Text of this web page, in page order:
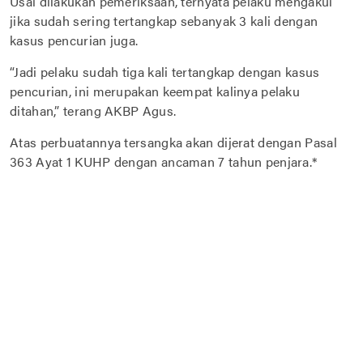
jika sudah sering tertangkap sebanyak 3 kali dengan
kasus pencurian juga.
“Jadi pelaku sudah tiga kali tertangkap dengan kasus
pencurian, ini merupakan keempat kalinya pelaku
ditahan,” terang AKBP Agus.
Atas perbuatannya tersangka akan dijerat dengan Pasal
363 Ayat 1 KUHP dengan ancaman 7 tahun penjara.*